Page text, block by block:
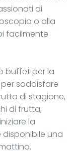
di
o alla
facilmente
buffet per la
soddisfare
di stagione,
di frutta,
la
disponibile una